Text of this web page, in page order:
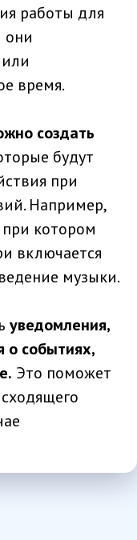
работы для
они
время.
создать
будут
при
Например,
котором
включается
музыки.
уведомления,
о событиях,
Это поможет